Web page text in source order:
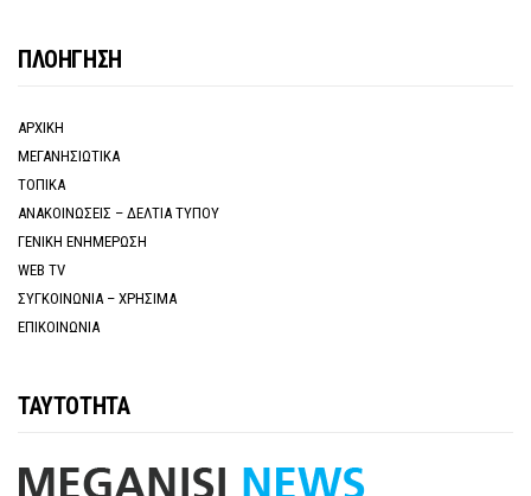
ΠΛΟΗΓΗΣΗ
ΑΡΧΙΚΗ
ΜΕΓΑΝΗΣΙΩΤΙΚΑ
ΤΟΠΙΚΑ
ΑΝΑΚΟΙΝΩΣΕΙΣ – ΔΕΛΤΙΑ ΤΥΠΟΥ
ΓΕΝΙΚΗ ΕΝΗΜΕΡΩΣΗ
WEB TV
ΣΥΓΚΟΙΝΩΝΙΑ – ΧΡΗΣΙΜΑ
ΕΠΙΚΟΙΝΩΝΙΑ
ΤΑΥΤΟΤΗΤΑ